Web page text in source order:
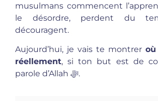
musulmans commencent
le désordre, perdent du
découragent.
Aujourd’hui, je vais te montrer
réellement, si ton but est de
parole d’Allah ﷻ.